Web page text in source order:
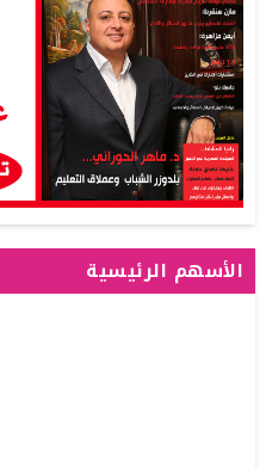
الأسهم الرئيسية